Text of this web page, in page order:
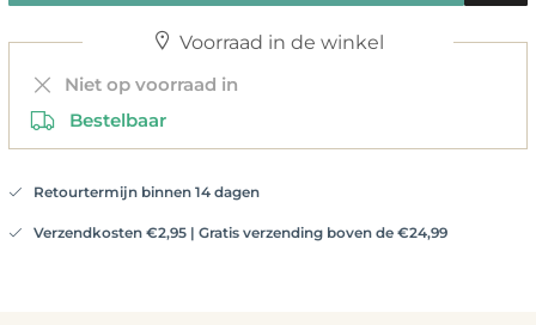
Voorraad in de winkel
Niet op voorraad in
Bestelbaar
Retourtermijn binnen 14 dagen
Verzendkosten €2,95 | Gratis verzending boven de €24,99